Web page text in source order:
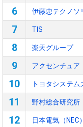
6 伊藤忠テクノソ
7 TIS
8 楽天グループ
9 アクセンチュア
10 トヨタシステム
11 野村総合研究所
12 日本電気（NEC）